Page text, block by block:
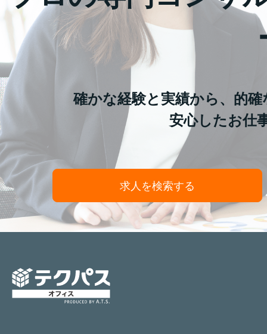
確かな経験と実績から、的
安心したお仕
求人を検索する